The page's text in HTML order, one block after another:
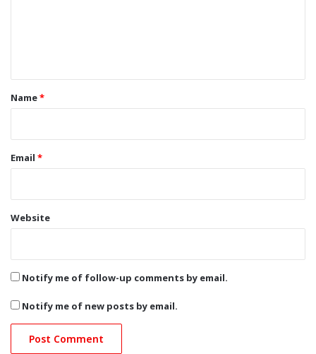
*Name*
Email *
Website
Notify me of follow-up comments by email.
Notify me of new posts by email.